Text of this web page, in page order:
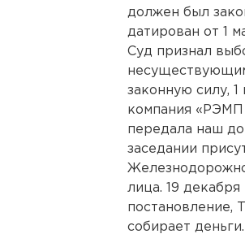
должен был
датирован от 1
Суд признал
законную силу,
компания «РЭМП
передала наш
заседании
лица. 19
постановление,
собирает